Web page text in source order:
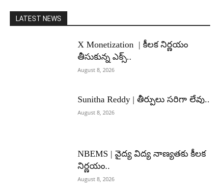
LATEST NEWS
X Monetization | కీలక నిర్ణయం
తీసుకున్న ఎక్స్..
August 8, 2026
Sunitha Reddy | తీర్పులు సరిగా లేవు..
August 8, 2026
NBEMS | వైద్య విద్య నాణ్యతకు కీలక
నిర్ణయం..
August 8, 2026